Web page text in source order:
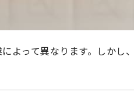
よって異なります。しかし